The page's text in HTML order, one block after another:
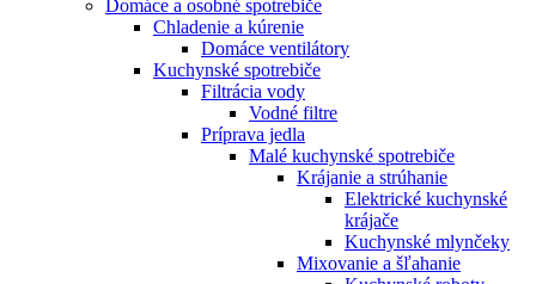
Domáce a osobné spotrebiče
Chladenie a kúrenie
Domáce ventilátory
Kuchynské spotrebiče
Filtrácia vody
Vodné filtre
Príprava jedla
Malé kuchynské spotrebiče
Krájanie a strúhanie
Elektrické kuchynské
krájače
Kuchynské mlynčeky
Mixovanie a šľahanie